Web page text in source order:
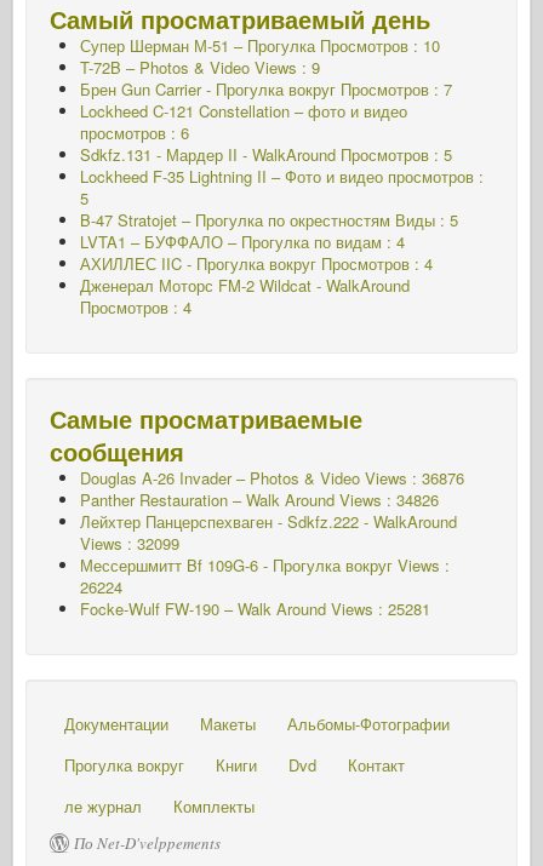
Самый просматриваемый день
Супер Шерман М-51 – Прогулка Просмотров : 10
T-72B – Photos & Video Views : 9
Брен Gun Carrier - Прогулка вокруг Просмотров : 7
Lockheed C-121 Constellation – фото и видео
просмотров : 6
Sdkfz.131 - Мардер II - WalkAround Просмотров : 5
Lockheed F-35 Lightning II – Фото и видео просмотров :
5
B-47 Stratojet – Прогулка по окрестностям Виды : 5
LVTA1 – БУФФАЛО – Прогулка по видам : 4
АХИЛЛЕС IIC - Прогулка вокруг Просмотров : 4
Дженерал Моторс FM-2 Wildcat - WalkAround
Просмотров : 4
Самые просматриваемые
сообщения
Douglas A-26 Invader – Photos & Video Views : 36876
Panther Restauration – Walk Around Views : 34826
Лейхтер Панцерспехваген - Sdkfz.222 - WalkAround
Views : 32099
Мессершмитт Bf 109G-6 - Прогулка вокруг Views :
26224
Focke-Wulf FW-190 – Walk Around Views : 25281
Документации Макеты
Альбомы-Фотографии
Прогулка вокруг
Книги Dvd
Контакт
ле журнал
Комплекты
По Net-D'velppements